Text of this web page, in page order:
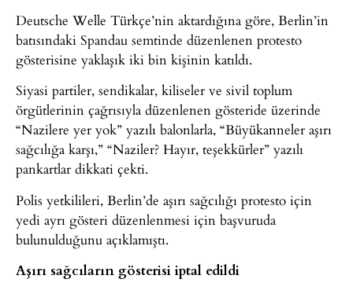
Deutsche Welle Türkçe’nin aktardığına göre, Berlin’in
batısındaki Spandau semtinde düzenlenen protesto
gösterisine yaklaşık iki bin kişinin katıldı.
Siyasi partiler, sendikalar, kiliseler ve sivil toplum
örgütlerinin çağrısıyla düzenlenen gösteride üzerinde
“Nazilere yer yok” yazılı balonlarla, “Büyükanneler aşırı
sağcılığa karşı,” “Naziler? Hayır, teşekkürler” yazılı
pankartlar dikkati çekti.
Polis yetkilileri, Berlin’de aşırı sağcılığı protesto için
yedi ayrı gösteri düzenlenmesi için başvuruda
bulunulduğunu açıklamıştı.
Aşırı sağcıların gösterisi iptal edildi